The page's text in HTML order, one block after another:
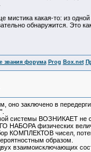
мистика какая-то: из
обнаружится. Это
звания форума Prog Box.net
оно заключено в
системы ВОЗНИКАЕТ не
НАБОРА физических
КОМПЛЕКТОВ чисел,
образом.
взаимоисключающих